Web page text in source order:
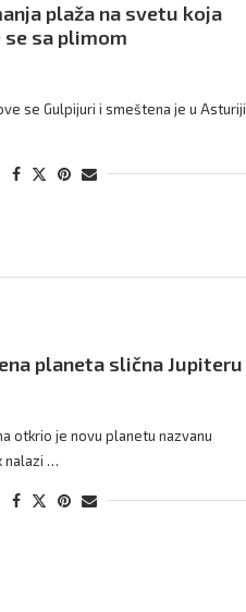
plaža na svetu koja
sa plimom
se Gulpijuri i smeštena je u Asturiji
planeta slična Jupiteru
otkrio je novu planetu nazvanu
nalazi …